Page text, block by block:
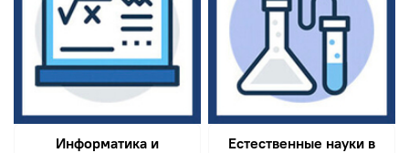
Информатика и
Естественные науки в